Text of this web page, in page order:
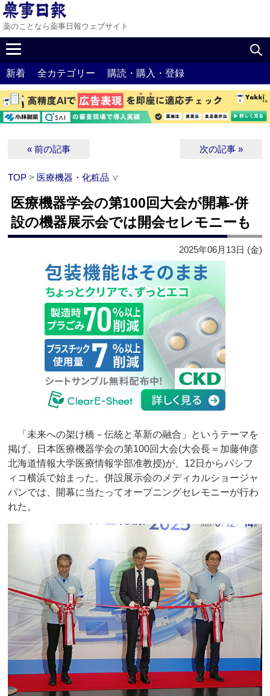
薬のことなら薬事日報ウェブサイト
新着 全カテゴリー 購読・購入・登録
« 前の記事 次の記事 »
TOP > 医療機器・化粧品 ∨
医療機器学会の第100回大会が開幕‐併
設の機器展示会では開会セレモニーも
2025年06月13日 (金)
「未来への架け橋－伝統と革新の融合」というテーマを
掲げ、日本医療機器学会の第100回大会(大会長＝加藤伸彦
北海道情報大学医療情報学部准教授)が、12日からパシフ
ィコ横浜で始まった。併設展示会のメディカルショージャ
パンでは、開幕に当たってオープニングセレモニーが行わ
れた。